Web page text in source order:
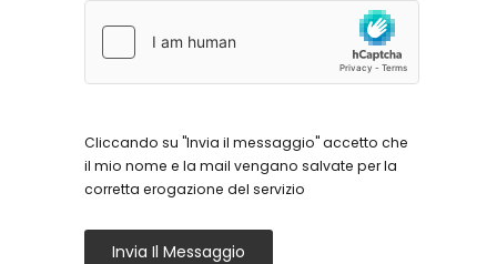
Cliccando su "Invia il messaggio" accetto che
il mio nome e la mail vengano salvate per la
corretta erogazione del servizio
Invia Il Messaggio